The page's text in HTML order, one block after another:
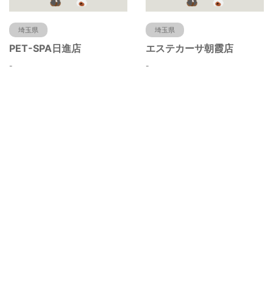
埼玉県
PET-SPA日進店
-
埼玉県
エステカーサ朝霞店
-